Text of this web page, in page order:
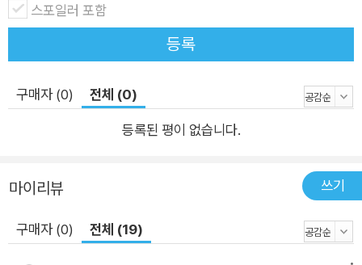
스포일러 포함
등록
구매자 (0) 전체 (0)
등록된 평이 없습니다.
마이리뷰 쓰기
구매자 (0) 전체 (19)